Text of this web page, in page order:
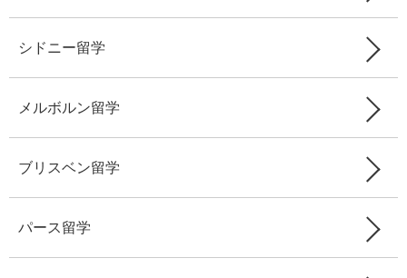
シドニー留学
メルボルン留学
ブリスベン留学
パース留学